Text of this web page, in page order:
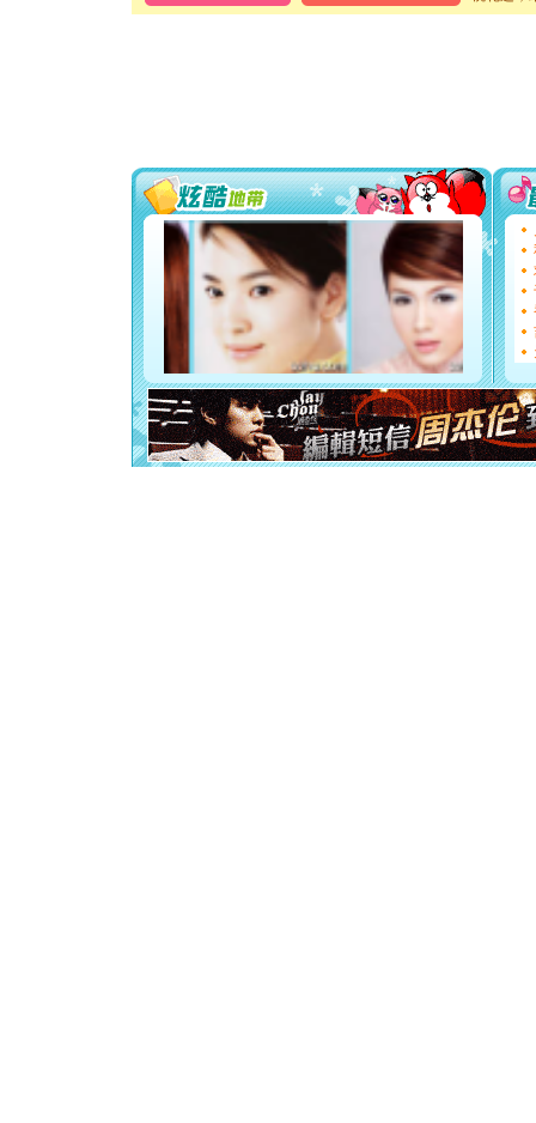
卖了。水
你太多，
要平安
[圣诞节]
能正大
都要快乐
[圣诞节]
如意,快
[元旦]
看
断电。
你是我
[元旦]如
起；二是
离。水晶
[元旦]当
泣，这痛